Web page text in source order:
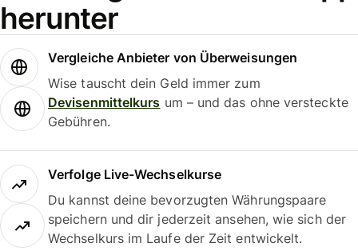
herunter
Vergleiche Anbieter von Überweisungen
Wise tauscht dein Geld immer zum
Devisenmittelkurs um – und das ohne versteckte
Gebühren.
Verfolge Live-Wechselkurse
Du kannst deine bevorzugten Währungspaare
speichern und dir jederzeit ansehen, wie sich der
Wechselkurs im Laufe der Zeit entwickelt.